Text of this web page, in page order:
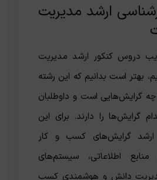
ارشد مدیریت
دروس کنکور ارشد مدیریت
بهتر است بدانیم که این رشته
گرایش‌هایی است و داوطلبان
گرایش‌ها را دارند. برای این
ارشد گرایش‌های کسب و کار
منابع اطلاعاتی، سیستم‌های
مدیریت دانش و هوشمندی کسب